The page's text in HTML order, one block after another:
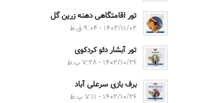
تور اقامتگاهی دهنه زرین گل
۱۴۰۲/۱۱/۰۲ - ۹:۰۴ ق.ظ
تور آبشار دئو کردکوی
۱۴۰۲/۱۰/۲۶ - ۷:۲۸ ب.ظ
برف بازی سرعلی آباد
۱۴۰۲/۱۰/۲۶ - ۷:۱۱ ب.ظ